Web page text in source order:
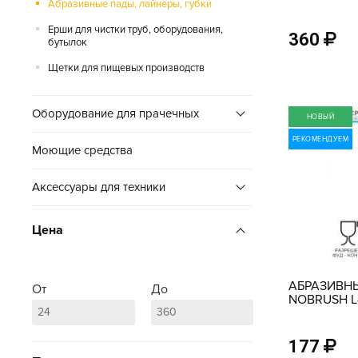
Абразивные пады, лайнеры, губки
Ерши для чистки труб, оборудования,
бутылок
Щетки для пищевых производств
Оборудование для прачечных
Моющие средства
Аксессуары для техники
Цена
От До
360
НОВЫЙ
РЕКОМЕНДУЕМ
NOBRUSH
177